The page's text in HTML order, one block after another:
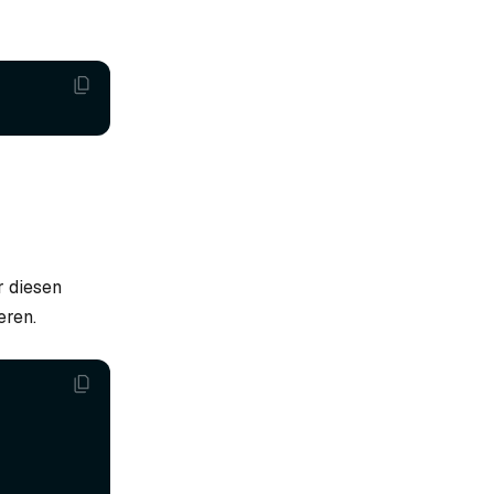
diesen